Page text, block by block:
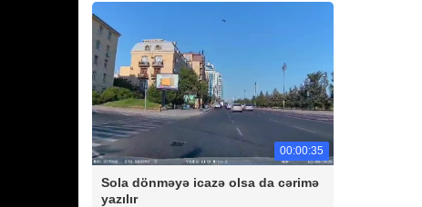
00:00:35
Sola dönməyə icazə olsa da cərimə
yazılır